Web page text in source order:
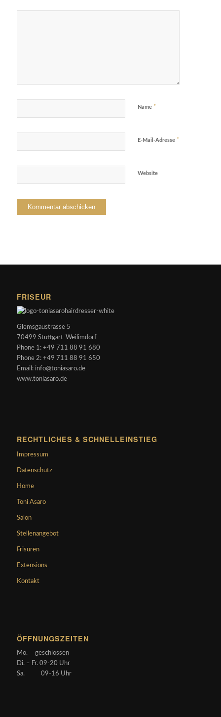
Name *
E-Mail-Adresse *
Website
FRISEUR
Glemsgaustrasse 5
70499 Stuttgart-Weilimdorf
Phone 1: +49 711 88 91 680
Phone 2: +49 711 88 91 650
Email: info@toniasaro.de
www.toniasaro.de
RECHTLICHES & SCHNELLEINSTIEG
Impressum
Datenschutz
Home
Toni Asaro
Salon
Stellenangebot
Frisuren
Extensions
Kontakt
ÖFFNUNGSZEITEN
Mo. geschlossen
Di. – Fr. 09-20 Uhr
Sa. 09-16 Uhr